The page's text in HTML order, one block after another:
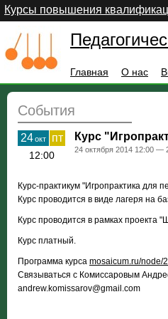
Курсы повышения
Главная О нас
События
24окт пт
12:00
Курс
24 октября 2014 12:00 —
Курс-практикум "Игропрактика для
Курс проводится в виде лагеря на
Курс проводится в рамках проекта
Курс платный.
Программа курса mosaicum.ru/node/
Связываться с Комиссаровым
andrew.komissarov@gmail.com